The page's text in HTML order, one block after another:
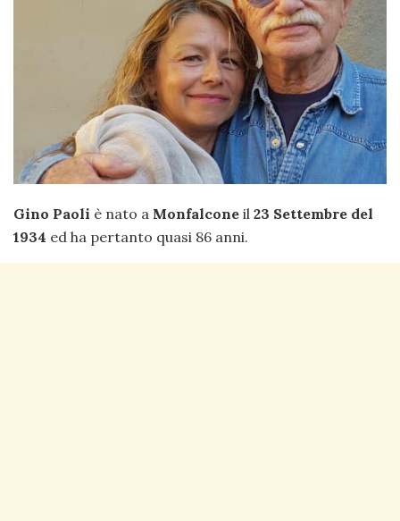
Gino Paoli è nato a Monfalcone il 23 Settembre del
1934 ed ha pertanto quasi 86 anni.